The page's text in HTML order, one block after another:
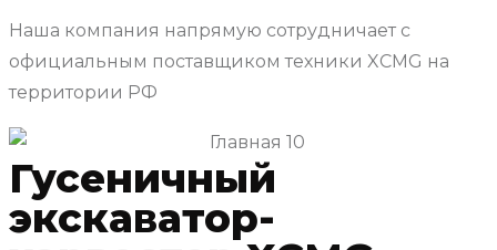
Наша компания напрямую сотрудничает с
официальным поставщиком техники XCMG на
территории РФ
Гусеничный
экскаватор-